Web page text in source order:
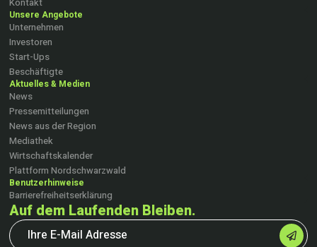
Unsere Angebote
Unternehmen
Investoren
Start-Ups
Beschäftigte
Aktuelles & Medien
News
Pressemitteilungen
News aus der Region
Mediathek
Wirtschaftskalender
Plattform Nordschwarzwald
Benutzerhinweise
Barrierefreiheitserklärung
Auf dem Laufenden Bleiben.